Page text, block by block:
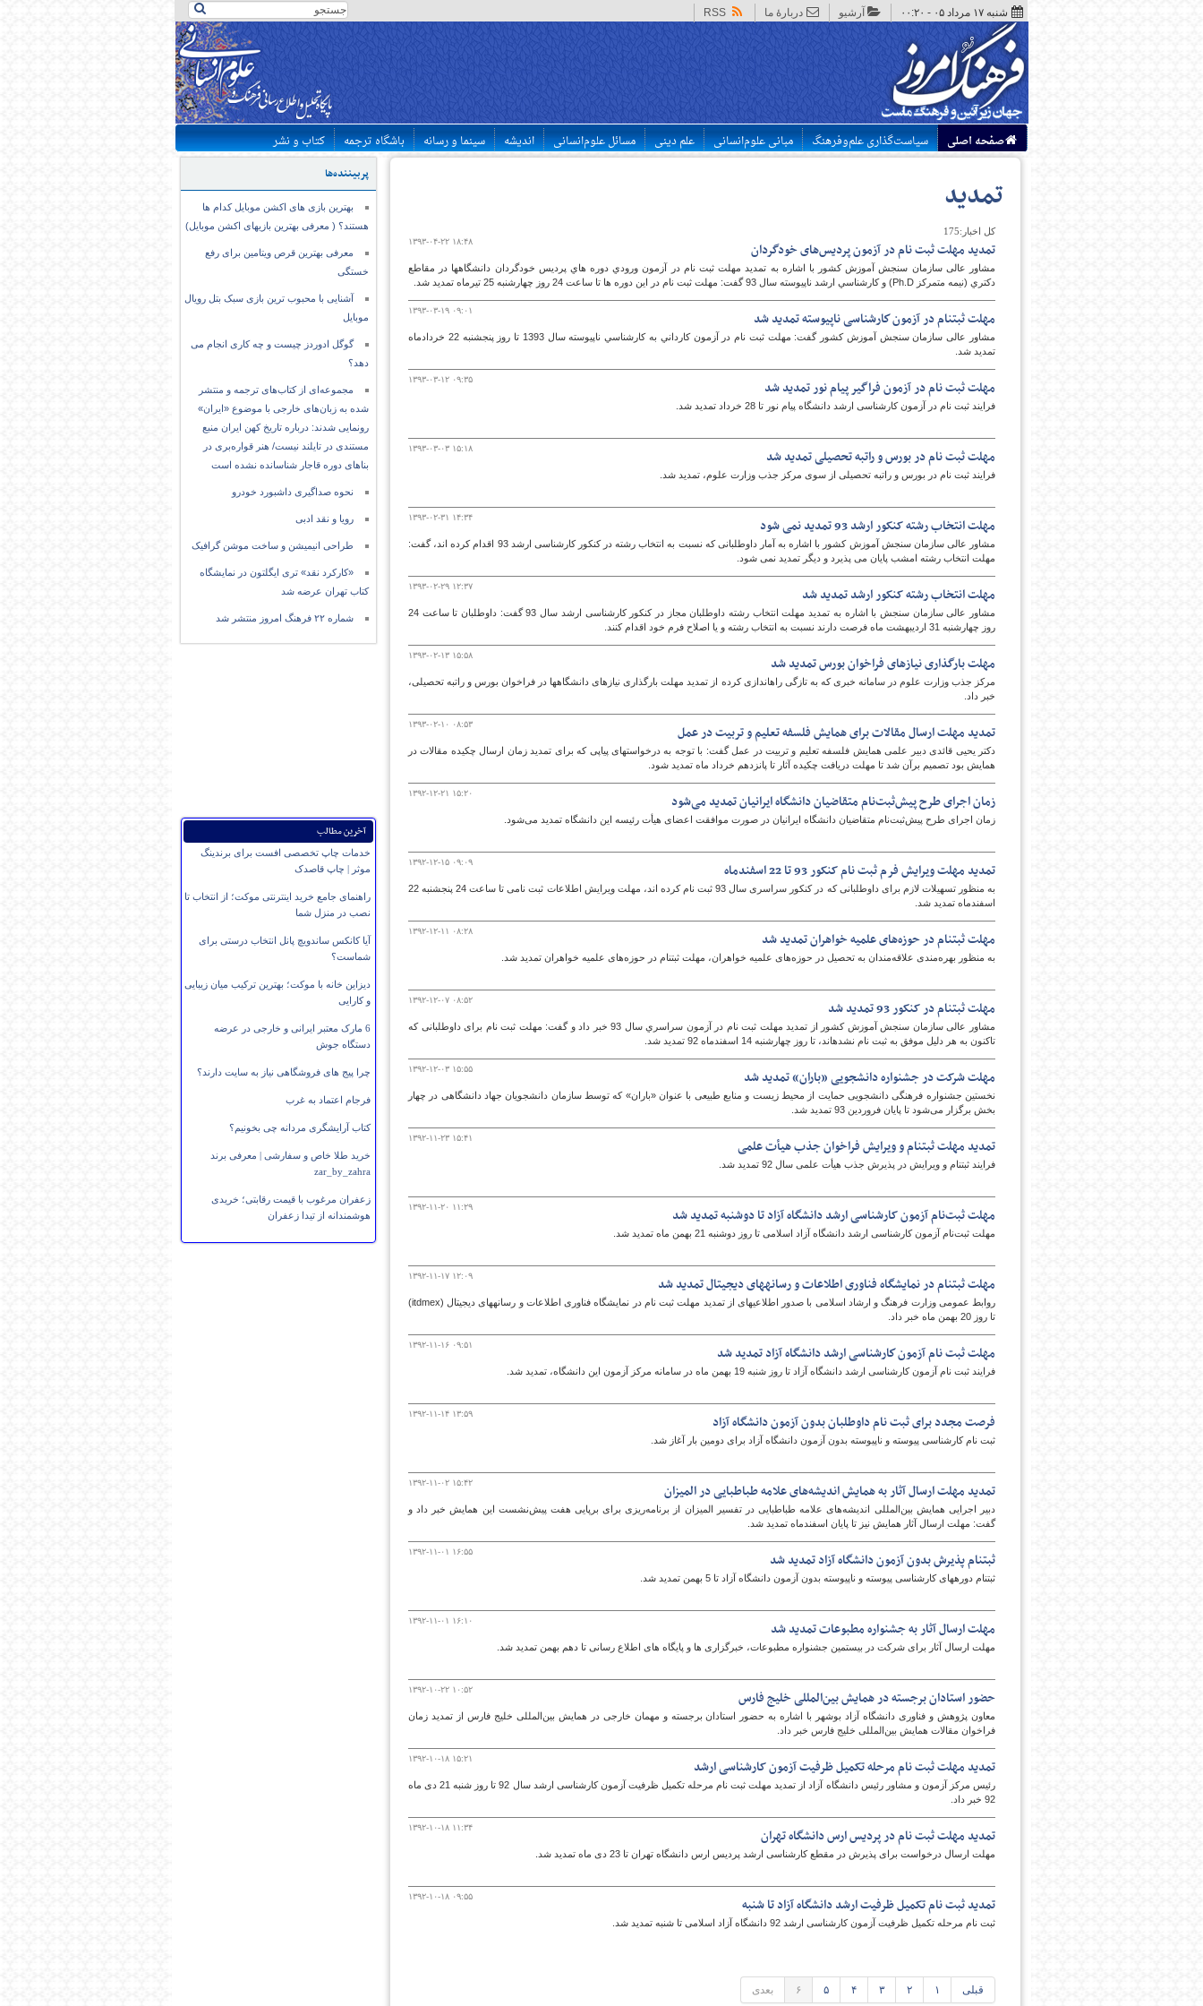
شنبه ۱۷ مرداد ۰۵ - ۰۰:۲۰ آرشیو دربارهٔ ما RSS
پایگاه اطلاع رسانی فرهنگ
امروز
صفحه اصلی سیاست‌گذاری علم‌وفرهنگ مبانی علوم‌انسانی علم دینی مسائل علوم‌انسانی اندیشه سینما و رسانه باشگاه ترجمه کتاب و نشر
پربیننده‌ها
بهترین بازی های اکشن موبایل کدام ها
هستند؟ ( معرفی بهترین بازیهای اکشن موبایل)
معرفی بهترین قرص ویتامین برای رفع
خستگی
آشنایی با محبوب ترین بازی سبک بتل رویال
موبایل
گوگل ادوردز چیست و چه کاری انجام می
دهد؟
مجموعه‌ای از کتاب‌های ترجمه و منتشر
شده به زبان‌های خارجی با موضوع «ایران»
رونمایی شدند: درباره تاریخ کهن ایران منبع
مستندی در تایلند نیست/ هنر قواره‌بری در
بناهای دوره قاجار شناسانده نشده است
نحوه صداگیری داشبورد خودرو
رویا و نقد ادبی
طراحی انیمیشن و ساخت موشن گرافیک
«کارکرد نقد» تری ایگلتون در نمایشگاه
کتاب تهران عرضه شد
شماره ۲۲ فرهنگ امروز منتشر شد
آخرین مطالب
خدمات چاپ تخصصی افست برای برندینگ
موثر | چاپ قاصدک
راهنمای جامع خرید اینترنتی موکت؛ از انتخاب تا
نصب در منزل شما
آیا کانکس ساندویچ پانل انتخاب درستی برای
شماست؟
دیزاین خانه با موکت؛ بهترین ترکیب میان زیبایی
و کارایی
6 مارک معتبر ایرانی و خارجی در عرضه
دستگاه جوش
چرا پیج های فروشگاهی نیاز به سایت دارند؟
فرجام اعتماد به غرب
کتاب آرایشگری مردانه چی بخونیم؟
خرید طلا خاص و سفارشی | معرفی برند
zar_by_zahra
زعفران مرغوب با قیمت رقابتی؛ خریدی
هوشمندانه از تیدا زعفران
تمدید
کل اخبار:175
۱۳۹۳-۰۴-۲۲ ۱۸:۴۸ تمدید مهلت ثبت نام در آزمون پردیس‌های خودگردان
مشاور عالی سازمان سنجش آموزش کشور با اشاره به تمدید مهلت ثبت نام در آزمون ورودي دوره هاي پرديس خودگردان دانشگاهها در مقاطع
دكتري (نيمه متمركز Ph.D) و كارشناسي ارشد ناپيوسته سال 93 گفت: مهلت ثبت نام در این دوره ها تا ساعت 24 روز چهارشنبه 25 تیرماه تمدید شد.
۱۳۹۳-۰۳-۱۹ ۰۹:۰۱ مهلت ثبت‎نام در آزمون كارشناسی ناپيوسته تمدید شد
مشاور عالی سازمان سنجش آموزش کشور گفت: مهلت ثبت نام در آزمون كارداني به كارشناسي ناپيوسته سال 1393 تا روز پنجشنبه 22 خردادماه
تمدید شد.
۱۳۹۳-۰۳-۱۲ ۰۹:۳۵ مهلت ثبت نام در آزمون فراگیر پیام نور تمدید شد
فرایند ثبت نام در آزمون کارشناسی ارشد دانشگاه پیام نور تا 28 خرداد تمدید شد.
۱۳۹۳-۰۳-۰۳ ۱۵:۱۸ مهلت ثبت نام در بورس و راتبه تحصیلی تمدید شد
فرایند ثبت نام در بورس و راتبه تحصیلی از سوی مرکز جذب وزارت علوم، تمدید شد.
۱۳۹۳-۰۲-۳۱ ۱۴:۳۴ مهلت انتخاب رشته کنکور ارشد 93 تمدید نمی شود
مشاور عالی سازمان سنجش آموزش کشور با اشاره به آمار داوطلبانی که نسبت به انتخاب رشته در کنکور کارشناسی ارشد 93 اقدام کرده اند، گفت:
مهلت انتخاب رشته امشب پایان می پذیرد و دیگر تمدید نمی شود.
۱۳۹۳-۰۲-۲۹ ۱۲:۳۷ مهلت انتخاب رشته کنکور ارشد تمدید شد
مشاور عالی سازمان سنجش با اشاره به تمدید مهلت انتخاب رشته داوطلبان مجاز در کنکور کارشناسی ارشد سال 93 گفت: داوطلبان تا ساعت 24
روز چهارشنبه 31 اردیبهشت ماه فرصت دارند نسبت به انتخاب رشته و یا اصلاح فرم خود اقدام کنند.
۱۳۹۳-۰۲-۱۳ ۱۵:۵۸ مهلت بارگذاری نیازهای فراخوان بورس تمدید شد
مرکز جذب وزارت علوم در سامانه خبری که به تازگی راه‎اندازی کرده از تمدید مهلت بارگذاری نیازهای دانشگاه‎ها در فراخوان بورس و راتبه تحصیلی،
خبر داد.
۱۳۹۳-۰۲-۱۰ ۰۸:۵۳ تمدید مهلت ارسال مقالات برای همایش فلسفه تعلیم و تربیت در عمل
دکتر یحیی قائدی دبیر علمی همایش فلسفه تعلیم و تربیت در عمل گفت: با توجه به درخواستهای پیاپی که برای تمدید زمان ارسال چکیده مقالات در
همایش بود تصمیم برآن شد تا مهلت دریافت چکیده آثار تا پانزدهم خرداد ماه تمدید شود.
۱۳۹۲-۱۲-۲۱ ۱۵:۲۰ زمان اجرای طرح پیش‌ثبت‌نام متقاضیان دانشگاه ایرانیان تمدید می‌شود
زمان اجرای طرح پیش‌ثبت‌نام متقاضیان دانشگاه ایرانیان در صورت موافقت اعضای هیأت رئیسه این دانشگاه تمدید می‌شود.
۱۳۹۲-۱۲-۱۵ ۰۹:۰۹ تمدید مهلت ویرایش فرم ثبت نام کنکور 93 تا 22 اسفندماه
به منظور تسهیلات لازم برای داوطلبانی که در کنکور سراسری سال 93 ثبت نام کرده اند، مهلت ویرایش اطلاعات ثبت نامی تا ساعت 24 پنجشنبه 22
اسفندماه تمدید شد.
۱۳۹۲-۱۲-۱۱ ۰۸:۲۸ مهلت ثبت‎نام در حوزه‌های علمیه خواهران تمدید شد
به منظور بهره‌مندی علاقه‌مندان به تحصیل در حوزه‌های علمیه خواهران، مهلت ثبت‎نام در حوزه‌های علمیه خواهران تمدید شد.
۱۳۹۲-۱۲-۰۷ ۰۸:۵۲ مهلت ثبت‎نام در کنکور 93 تمدید شد
مشاور عالی سازمان سنجش آموزش کشور از تمدید مهلت ثبت نام در آزمون‌ سراسري‌ سال 93 خبر داد و گفت: مهلت ثبت نام برای داوطلبانی که
تاکنون به هر دلیل موفق به ثبت نام نشده‎اند، تا روز چهارشنبه 14 اسفندماه 92 تمدید شد.
۱۳۹۲-۱۲-۰۳ ۱۵:۵۵ مهلت شرکت در جشنواره دانشجویی «باران» تمدید شد
نخستین جشنواره فرهنگی دانشجویی حمایت از محیط زیست و منابع طبیعی با عنوان «باران» که توسط سازمان دانشجویان جهاد دانشگاهی در چهار
بخش برگزار می‌شود تا پایان فروردین 93 تمدید شد.
۱۳۹۲-۱۱-۲۳ ۱۵:۴۱ تمدید مهلت ثبت‎نام و ویرایش فراخوان جذب هیأت علمی
فرایند ثبت‏‎نام و ویرایش در پذیرش جذب هیأت علمی سال 92 تمدید شد.
۱۳۹۲-۱۱-۲۰ ۱۱:۲۹ مهلت ثبت‌نام آزمون کارشناسی ارشد دانشگاه آزاد تا دوشنبه تمدید شد
مهلت ثبت‌نام آزمون کارشناسی ارشد دانشگاه آزاد اسلامی تا روز دوشنبه 21 بهمن ماه تمدید شد.
۱۳۹۲-۱۱-۱۷ ۱۲:۰۹ مهلت ثبت‎نام در نمایشگاه فناوری اطلاعات و رسانه‎های دیجیتال تمدید شد
روابط عمومی وزارت فرهنگ و ارشاد اسلامی با صدور اطلاعیه‎ای از تمدید مهلت ثبت نام در نمایشگاه فناوری اطلاعات و رسانه‎های دیجیتال (itdmex)
تا روز 20 بهمن ماه خبر داد.
۱۳۹۲-۱۱-۱۶ ۰۹:۵۱ مهلت ثبت نام آزمون كارشناسی ارشد دانشگاه آزاد تمديد شد
فرایند ثبت نام آزمون كارشناسی ارشد دانشگاه آزاد تا روز شنبه 19 بهمن ماه در سامانه مرکز آزمون این دانشگاه، تمدید شد.
۱۳۹۲-۱۱-۱۴ ۱۳:۵۹ فرصت مجدد برای ثبت نام داوطلبان بدون آزمون دانشگاه آزاد
ثبت نام کارشناسی پیوسته و ناپیوسته بدون آزمون دانشگاه آزاد برای دومین بار آغاز شد.
۱۳۹۲-۱۱-۰۲ ۱۵:۴۲ تمدید مهلت ارسال آثار به همایش اندیشه‌های علامه طباطبایی در المیزان
دبیر اجرایی همایش بین‌المللی اندیشه‌های علامه طباطبایی در تفسیر المیزان از برنامه‌ریزی برای برپایی هفت پیش‌نشست این همایش خبر داد و
گفت: مهلت ارسال آثار همایش نیز تا پایان اسفندماه تمدید شد.
۱۳۹۲-۱۱-۰۱ ۱۶:۵۵ ثبت‎نام پذیرش بدون آزمون دانشگاه آزاد تمدید شد
ثبت‎نام دوره‎های كارشناسی پيوسته و ناپيوسته بدون آزمون دانشگاه آزاد تا 5 بهمن تمدید شد.
۱۳۹۲-۱۱-۰۱ ۱۶:۱۰ مهلت ارسال آثار به جشنواره مطبوعات تمدید شد
مهلت ارسال آثار برای شرکت در بیستمین جشنواره مطبوعات، خبرگزاری‏ ها و پایگاه‏ های اطلاع ‏رسانی تا دهم بهمن تمدید شد.
۱۳۹۲-۱۰-۲۲ ۱۰:۵۲ حضور استادان برجسته در همایش بین‌المللی خلیج فارس
معاون پژوهش و فناوری دانشگاه آزاد بوشهر با اشاره به حضور استادان برجسته و مهمان خارجی در همایش بین‌المللی خلیج فارس از تمدید زمان
فراخوان مقالات همایش بین‌المللی خلیج فارس خبر داد.
۱۳۹۲-۱۰-۱۸ ۱۵:۲۱ تمدید مهلت ثبت نام مرحله تکمیل ظرفیت آزمون کارشناسی ارشد
رئیس مرکز آزمون و مشاور رئیس دانشگاه آزاد از تمدید مهلت ثبت نام مرحله تکمیل ظرفیت آزمون کارشناسی ارشد سال 92 تا روز شنبه 21 دی ماه
92 خبر داد.
۱۳۹۲-۱۰-۱۸ ۱۱:۳۴ تمدید مهلت ثبت نام در پردیس ارس دانشگاه تهران
مهلت ارسال درخواست برای پذیرش در مقطع کارشناسی ارشد پردیس ارس دانشگاه تهران تا 23 دی ماه تمدید شد.
۱۳۹۲-۱۰-۱۸ ۰۹:۵۵ تمدید ثبت نام تکمیل ظرفیت ارشد دانشگاه آزاد تا شنبه
ثبت نام مرحله تكميل ظرفيت آزمون كارشناسی ارشد 92 دانشگاه آزاد اسلامی تا شنبه تمديد شد.
قبلی ۱ ۲ ۳ ۴ ۵ ۶ بعدی